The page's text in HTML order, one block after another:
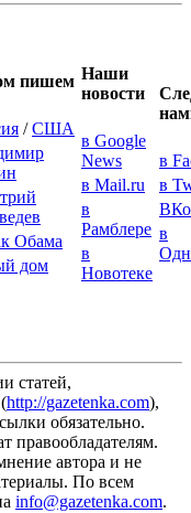
пишем
/США
Обама
дом
Наши
новости
в Google
News
в Mail.ru
в
Рамблере
в
Новотеке
в
в
в
статей,
http://gazetenka.com),
обязательно.
правообладателям.
автора и не
По всем
info@gazetenka.com.